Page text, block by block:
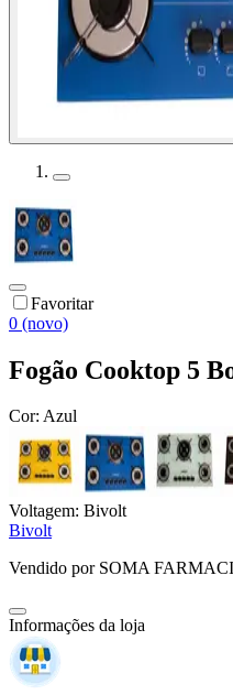
Favoritar
0 (novo)
Fogão Cooktop 5
Cor: Azul
Voltagem: Bivolt
Bivolt
Vendido por SOMA
Informações da loja